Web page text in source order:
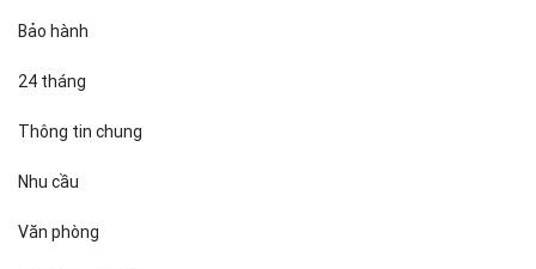
Bảo hành
24 tháng
Thông tin chung
Nhu cầu
Văn phòng